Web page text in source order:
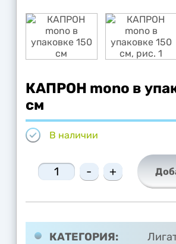
КАПРОН mono в
см
В наличии
- +
КАТЕГОРИЯ: